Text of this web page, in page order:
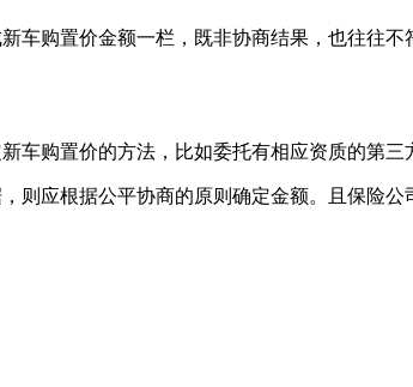
车购置价金额一栏，既非协商结果，也往往
车购置价的方法，比如委托有相应资质的第三
则应根据公平协商的原则确定金额。且保险